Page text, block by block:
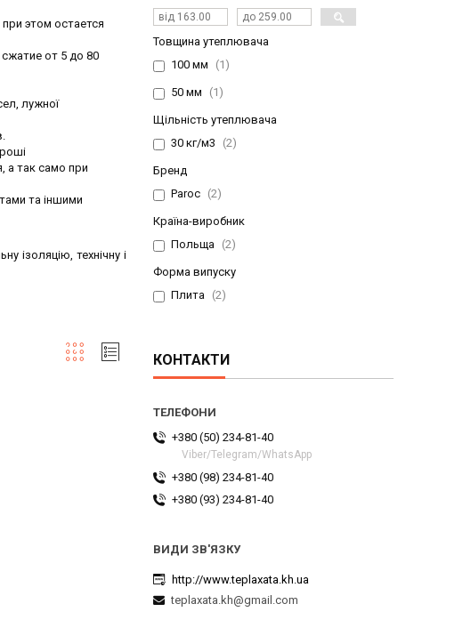
этом остается
от 5 до 80
лужної
а так само при
та іншими
ізоляцію, технічну і
Товщина утеплювача
100 мм
1
50 мм 1
Щільність утеплювача
30 кг/м3
2
Бренд
Paroc
2
Країна-виробник
Польща
2
Форма випуску
Плита
2
КОНТАКТИ
+380 (50) 234-81-40
Viber/Telegram/WhatsApp
+380 (98) 234-81-40
+380 (93) 234-81-40
http://www.teplaxata.kh.ua
teplaxata.kh@gmail.com